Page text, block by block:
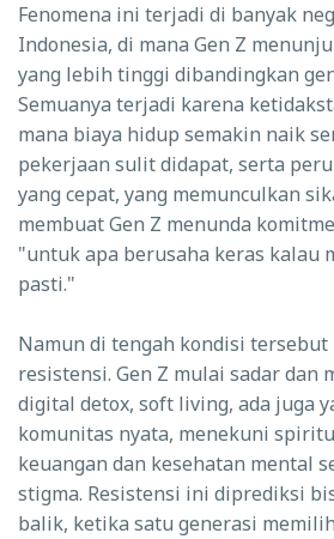
Fenomena ini terjadi di banyak
Indonesia, di mana Gen Z
yang lebih tinggi dibandingkan
Semuanya terjadi karena
mana biaya hidup semakin naik
pekerjaan sulit didapat, serta
yang cepat, yang memunculkan
membuat Gen Z menunda
"untuk apa berusaha keras kalau
pasti."
Namun di tengah kondisi tersebut
resistensi. Gen Z mulai sadar dan
digital detox, soft living, ada juga
komunitas nyata, menekuni
keuangan dan kesehatan mental
stigma. Resistensi ini diprediksi
balik, ketika satu generasi